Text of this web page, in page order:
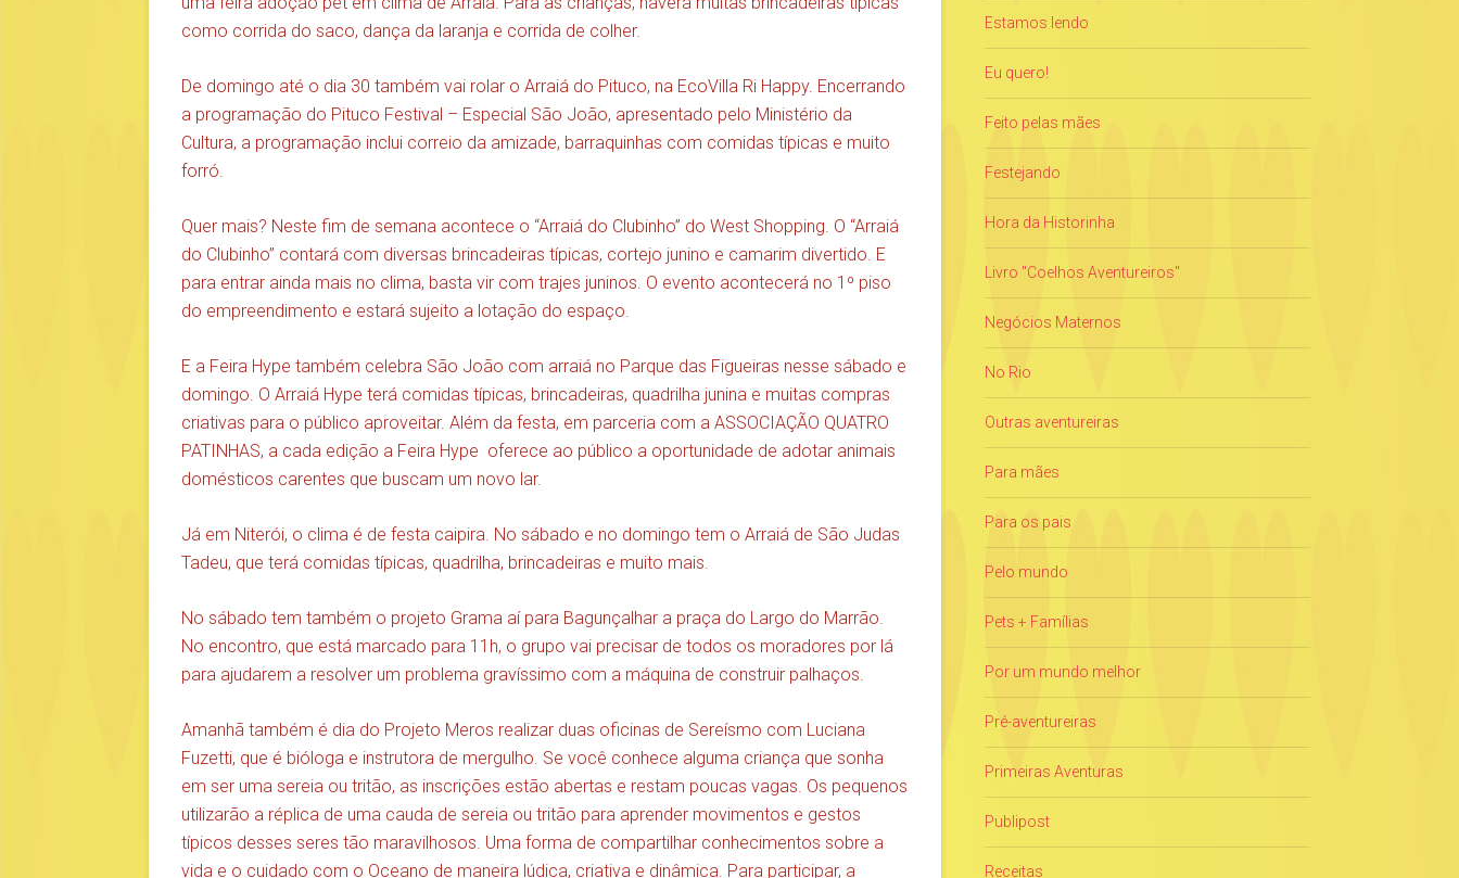
como corrida do saco, dança da laranja e corrida de colher.
De domingo até o dia 30 também vai rolar o Arraiá do Pituco, na EcoVilla Ri Happy. Encerrando
a programação do Pituco Festival – Especial São João, apresentado pelo Ministério da
Cultura, a programação inclui correio da amizade, barraquinhas com comidas típicas e muito
forró.
Quer mais? Neste fim de semana acontece o “Arraiá do Clubinho” do West Shopping. O “Arraiá
do Clubinho” contará com diversas brincadeiras típicas, cortejo junino e camarim divertido. E
para entrar ainda mais no clima, basta vir com trajes juninos. O evento acontecerá no 1º piso
do empreendimento e estará sujeito a lotação do espaço.
E a Feira Hype também celebra São João com arraiá no Parque das Figueiras nesse sábado e
domingo. O Arraiá Hype terá comidas típicas, brincadeiras, quadrilha junina e muitas compras
criativas para o público aproveitar. Além da festa, em parceria com a ASSOCIAÇÃO QUATRO
PATINHAS, a cada edição a Feira Hype oferece ao público a oportunidade de adotar animais
domésticos carentes que buscam um novo lar.
Já em Niterói, o clima é de festa caipira. No sábado e no domingo tem o Arraiá de São Judas
Tadeu, que terá comidas típicas, quadrilha, brincadeiras e muito mais.
No sábado tem também o projeto Grama aí para Bagunçalhar a praça do Largo do Marrão.
No encontro, que está marcado para 11h, o grupo vai precisar de todos os moradores por lá
para ajudarem a resolver um problema gravíssimo com a máquina de construir palhaços.
Amanhã também é dia do Projeto Meros realizar duas oficinas de Sereísmo com Luciana
Fuzetti, que é bióloga e instrutora de mergulho. Se você conhece alguma criança que sonha
em ser uma sereia ou tritão, as inscrições estão abertas e restam poucas vagas. Os pequenos
utilizarão a réplica de uma cauda de sereia ou tritão para aprender movimentos e gestos
típicos desses seres tão maravilhosos. Uma forma de compartilhar conhecimentos sobre a
vida e o cuidado com o Oceano de maneira lúdica, criativa e dinâmica. Para participar, a
Estamos lendo
Eu quero!
Feito pelas mães
Festejando
Hora da Historinha
Livro "Coelhos Aventureiros"
Negócios Maternos
No Rio
Outras aventureiras
Para mães
Para os pais
Pelo mundo
Pets + Famílias
Por um mundo melhor
Pré-aventureiras
Primeiras Aventuras
Publipost
Receitas